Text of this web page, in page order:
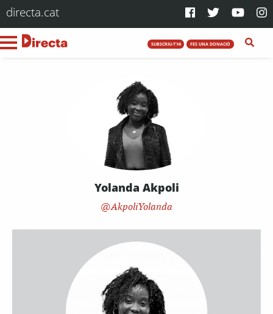
directa.cat
SUBSCRIU-T'HI FES UNA DONACIÓ
Yolanda Akpoli
AkpoliYolanda